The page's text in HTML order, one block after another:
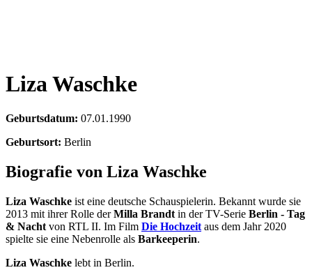
Liza Waschke
Geburtsdatum: 07.01.1990
Geburtsort: Berlin
Biografie von Liza Waschke
Liza Waschke ist eine deutsche Schauspielerin. Bekannt wurde sie
2013 mit ihrer Rolle derMilla Brandt in der TV-Serie Berlin - Tag
& Nacht von RTL II. Im Film Die Hochzeit aus dem Jahr 2020
spielte sie eine Nebenrolle als Barkeeperin.
Liza Waschke lebt in Berlin.